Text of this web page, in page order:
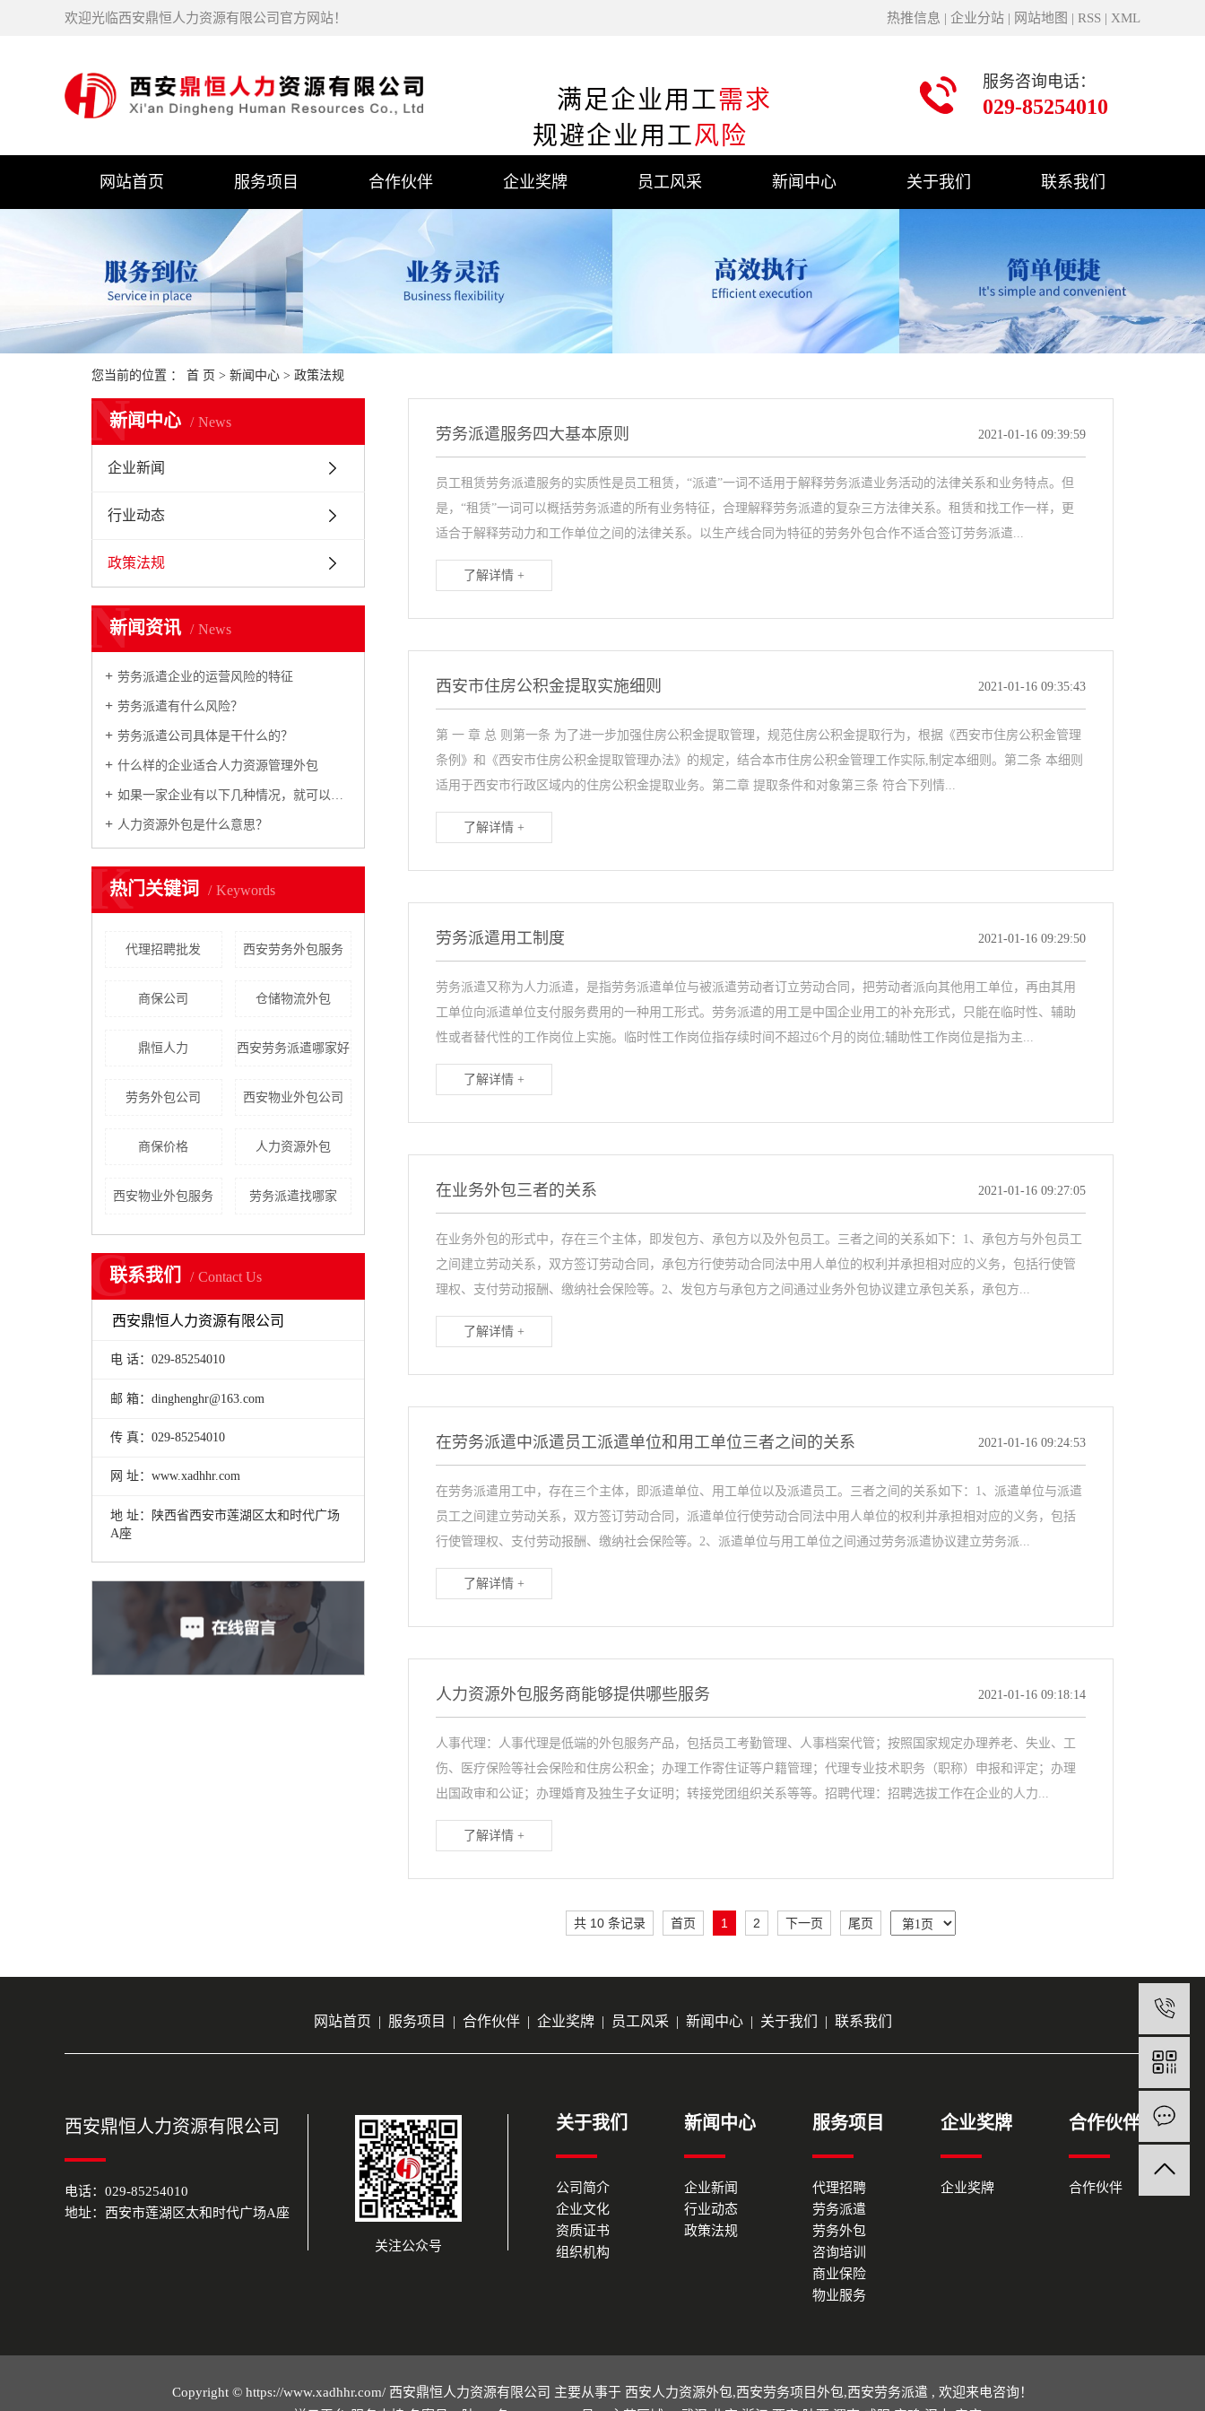
欢迎光临西安鼎恒人力资源有限公司官方网站！ 热推信息 | 企业分站 | 网站地图 | RSS | XML
满足企业用工需求
规避企业用工风险
服务咨询电话：
029-85254010
网站首页 服务项目 合作伙伴 企业奖牌 员工风采 新闻中心 关于我们 联系我们
您当前的位置 ： 首 页 > 新闻中心 > 政策法规
新闻中心 News
N
企业新闻
行业动态
政策法规
新闻资讯 News
N
劳务派遣企业的运营风险的特征
劳务派遣有什么风险？
劳务派遣公司具体是干什么的？
什么样的企业适合人力资源管理外包
如果一家企业有以下几种情况，就可以选择人力外包
人力资源外包是什么意思？
热门关键词 Keywords
K
代理招聘批发 西安劳务外包服务
商保公司 仓储物流外包
鼎恒人力 西安劳务派遣哪家好
劳务外包公司 西安物业外包公司
商保价格 人力资源外包
西安物业外包服务 劳务派遣找哪家
联系我们 Contact Us
C
西安鼎恒人力资源有限公司
电 话：029-85254010
邮 箱：dinghenghr@163.com
传 真：029-85254010
网 址：www.xadhhr.com
地 址：陕西省西安市莲湖区太和时代广场
A座
劳务派遣服务四大基本原则 2021-01-16 09:39:59
员工租赁劳务派遣服务的实质性是员工租赁，“派遣”一词不适用于解释劳务派遣业务活动的法律关系和业务特点。但
是，“租赁”一词可以概括劳务派遣的所有业务特征，合理解释劳务派遣的复杂三方法律关系。租赁和找工作一样，更
适合于解释劳动力和工作单位之间的法律关系。以生产线合同为特征的劳务外包合作不适合签订劳务派遣...
了解详情 +
西安市住房公积金提取实施细则 2021-01-16 09:35:43
第 一 章 总 则第一条 为了进一步加强住房公积金提取管理，规范住房公积金提取行为，根据《西安市住房公积金管理
条例》和《西安市住房公积金提取管理办法》的规定，结合本市住房公积金管理工作实际,制定本细则。第二条 本细则
适用于西安市行政区域内的住房公积金提取业务。第二章 提取条件和对象第三条 符合下列情...
了解详情 +
劳务派遣用工制度 2021-01-16 09:29:50
劳务派遣又称为人力派遣，是指劳务派遣单位与被派遣劳动者订立劳动合同，把劳动者派向其他用工单位，再由其用
工单位向派遣单位支付服务费用的一种用工形式。劳务派遣的用工是中国企业用工的补充形式，只能在临时性、辅助
性或者替代性的工作岗位上实施。临时性工作岗位指存续时间不超过6个月的岗位;辅助性工作岗位是指为主...
了解详情 +
在业务外包三者的关系 2021-01-16 09:27:05
在业务外包的形式中，存在三个主体，即发包方、承包方以及外包员工。三者之间的关系如下：1、承包方与外包员工
之间建立劳动关系，双方签订劳动合同，承包方行使劳动合同法中用人单位的权利并承担相对应的义务，包括行使管
理权、支付劳动报酬、缴纳社会保险等。2、发包方与承包方之间通过业务外包协议建立承包关系，承包方...
了解详情 +
在劳务派遣中派遣员工派遣单位和用工单位三者之间的关系 2021-01-16 09:24:53
在劳务派遣用工中，存在三个主体，即派遣单位、用工单位以及派遣员工。三者之间的关系如下：1、派遣单位与派遣
员工之间建立劳动关系，双方签订劳动合同，派遣单位行使劳动合同法中用人单位的权利并承担相对应的义务，包括
行使管理权、支付劳动报酬、缴纳社会保险等。2、派遣单位与用工单位之间通过劳务派遣协议建立劳务派...
了解详情 +
人力资源外包服务商能够提供哪些服务 2021-01-16 09:18:14
人事代理：人事代理是低端的外包服务产品，包括员工考勤管理、人事档案代管；按照国家规定办理养老、失业、工
伤、医疗保险等社会保险和住房公积金；办理工作寄住证等户籍管理；代理专业技术职务（职称）申报和评定；办理
出国政审和公证；办理婚育及独生子女证明；转接党团组织关系等等。招聘代理：招聘选拔工作在企业的人力...
了解详情 +
共 10 条记录 首页 1 2 下一页 尾页
网站首页 | 服务项目 | 合作伙伴| 企业奖牌| 员工风采 | 新闻中心| 关于我们 | 联系我们
西安鼎恒人力资源有限公司
电话：029-85254010
地址：西安市莲湖区太和时代广场A座
关注公众号
关于我们
公司简介
企业文化
资质证书
组织机构
新闻中心
企业新闻
行业动态
政策法规
服务项目
代理招聘
劳务派遣
劳务外包
咨询培训
商业保险
物业服务
企业奖牌
企业奖牌
合作伙伴
合作伙伴
Copyright © https://www.xadhhr.com/ 西安鼎恒人力资源有限公司 主要从事于 西安人力资源外包,西安劳务项目外包,西安劳务派遣 , 欢迎来电咨询！